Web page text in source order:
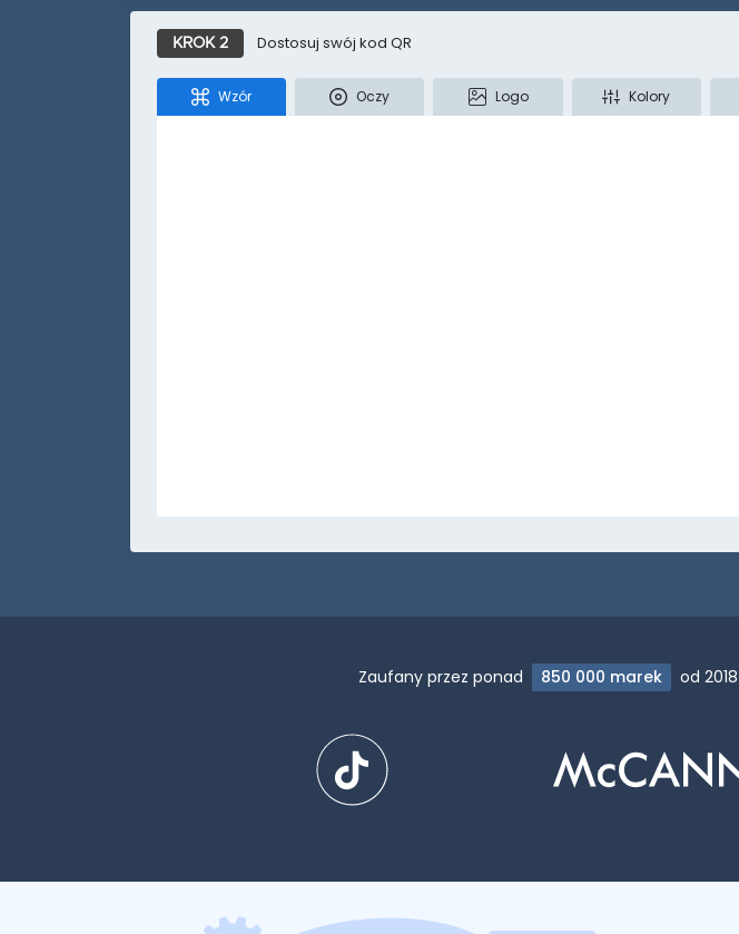
KROK 2 Dostosuj swój kod QR
Wzór Oczy Logo Kolory
Zaufany przez ponad 850 000 marek od